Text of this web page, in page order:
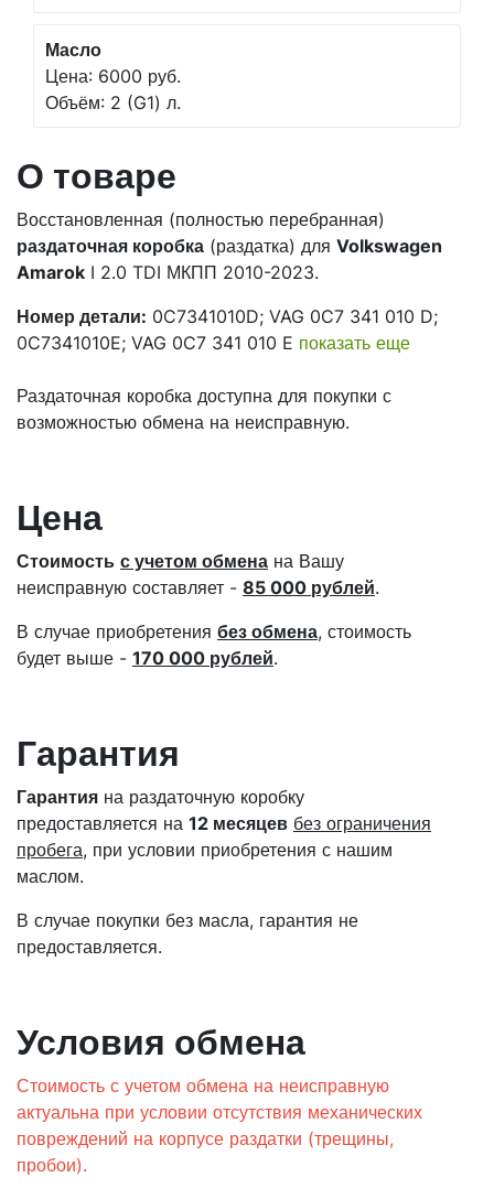
О товаре
Восстановленная (полностью перебранная)
раздаточная коробка (раздатка) для Volkswagen
Amarok I 2.0 TDI МКПП 2010-2023.
Номер детали: 0C7341010D; VAG 0C7 341 010 D;
0C7341010E; VAG 0C7 341 010 E показать еще
Раздаточная коробка доступна для покупки с
возможностью обмена на неисправную.
Цена
Стоимость с учетом обмена на Вашу
неисправную составляет - 85 000 рублей.
В случае приобретения без обмена, стоимость
будет выше - 170 000 рублей.
Гарантия
Гарантия на раздаточную коробку
предоставляется на 12 месяцев без ограничения
пробега, при условии приобретения с нашим
маслом.
В случае покупки без масла, гарантия не
предоставляется.
Условия обмена
Стоимость с учетом обмена на неисправную
актуальна при условии отсутствия механических
повреждений на корпусе раздатки (трещины,
пробои).
Масло
Цена: 6000 руб.
Объём: 2 (G1) л.